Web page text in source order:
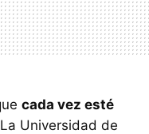
cada vez esté
Universidad de